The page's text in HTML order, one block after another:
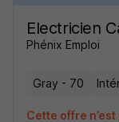
Electricien
Phénix Emploi
Gray - 70
Cette offre